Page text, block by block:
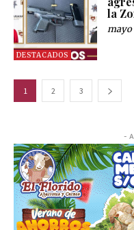
DESTACADOS
la
mayo
1 2 3
-